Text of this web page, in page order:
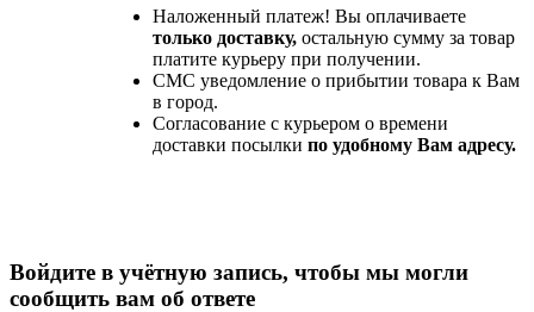
Наложенный платеж! Вы оплачиваете
только доставку, остальную сумму за товар
платите курьеру при получении.
СМС уведомление о прибытии товара к Вам
в город.
Согласование с курьером о времени
доставки посылки по удобному Вам адресу.
Войдите в учётную запись, чтобы мы могли
сообщить вам об ответе